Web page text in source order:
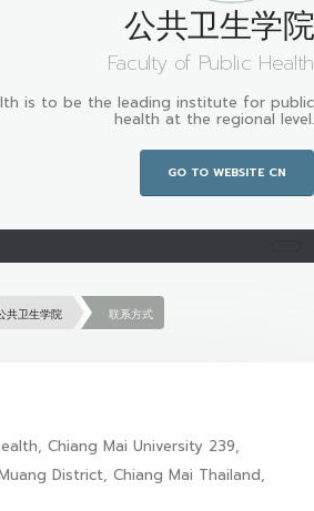
公共卫生学院
Faculty of Public Health
is to be the leading institute for public
health at the regional level.
GO TO WEBSITE CN
共卫生学院 联系方式
Chiang Mai University 239,
District, Chiang Mai Thailand,